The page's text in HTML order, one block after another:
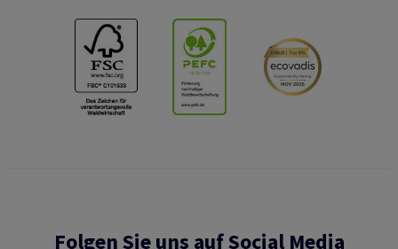
Folgen Sie uns auf Social Media